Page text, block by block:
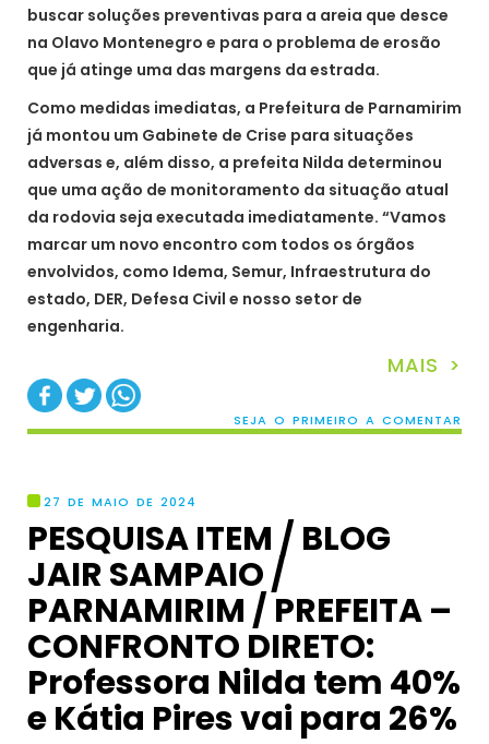
buscar soluções preventivas para a areia que desce
na Olavo Montenegro e para o problema de erosão
que já atinge uma das margens da estrada.
Como medidas imediatas, a Prefeitura de Parnamirim
já montou um Gabinete de Crise para situações
adversas e, além disso, a prefeita Nilda determinou
que uma ação de monitoramento da situação atual
da rodovia seja executada imediatamente. “Vamos
marcar um novo encontro com todos os órgãos
envolvidos, como Idema, Semur, Infraestrutura do
estado, DER, Defesa Civil e nosso setor de
engenharia.
MAIS >
SEJA O PRIMEIRO A COMENTAR
27 DE MAIO DE 2024
PESQUISA ITEM / BLOG
JAIR SAMPAIO /
PARNAMIRIM / PREFEITA –
CONFRONTO DIRETO:
Professora Nilda tem 40%
e Kátia Pires vai para 26%